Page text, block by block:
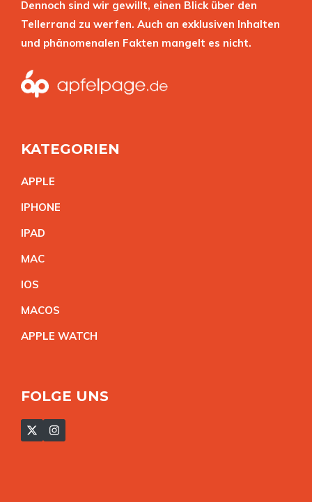
Dennoch sind wir gewillt, einen Blick über den
Tellerrand zu werfen. Auch an exklusiven Inhalten
und phänomenalen Fakten mangelt es nicht.
KATEGORIEN
APPLE
IPHONE
IPAD
MAC
IOS
MACOS
APPLE WATCH
FOLGE UNS